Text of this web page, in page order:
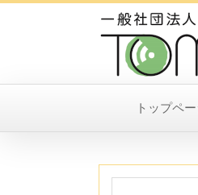
トップペ